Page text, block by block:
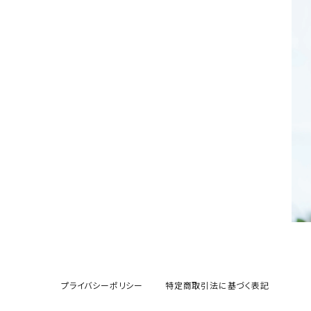
プライバシーポリシー 特定商取引法に基づく表記